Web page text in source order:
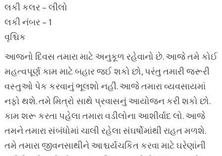
લકી કલર – લીલો
લકી નંબર – 1
વૃશ્ચિક
આજનો દિવસ તમારા માટે અનુકૂળ રહેવાનો છે. આજે તમે કોઈ
મહત્વપૂર્ણ કામ માટે બહાર જઈ શકો છો, પરંતુ તમારી જરૂરી
વસ્તુઓ પેક કરવાનું ભૂલશો નહીં. આજે તમારા વ્યવસાયમાં
નફો થશે. તમે મિત્રો સાથે પ્રવાસનું આયોજન કરી શકો છો.
કામ શરૂ કરતા પહેલા તમારા વડીલોના આશીર્વાદ લો. આજે
તમને તમારા સંબંધોમાં ચાલી રહેલા સંઘર્ષોમાંથી રાહત મળશે.
તમે તમારા જીવનસાથીને આશ્ચર્યચકિત કરવા માટે ઘરેણાંની